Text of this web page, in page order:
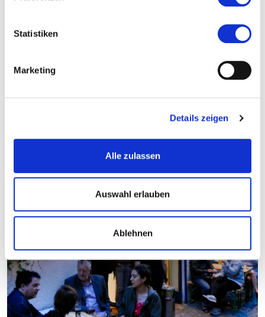
Statistiken
Marketing
Details zeigen
Alle zulassen
Auswahl erlauben
Ablehnen